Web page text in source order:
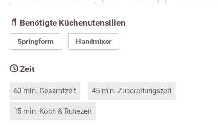
Benötigte Küchenutensilien
Springform Handmixer
Zeit
60 min. Gesamtzeit 45 min. Zubereitungszeit
15 min. Koch & Ruhezeit